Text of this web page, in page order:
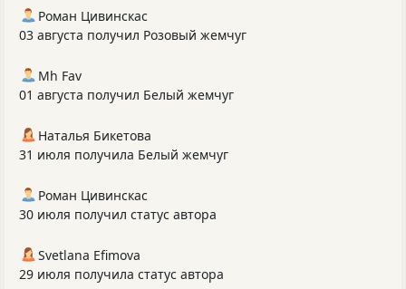
Роман Цивинскас
03 августа получил Розовый жемчуг
Mh Fav
01 августа получил Белый жемчуг
Наталья Бикетова
31 июля получила Белый жемчуг
Роман Цивинскас
30 июля получил статус автора
Svetlana Efimova
29 июля получила статус автора